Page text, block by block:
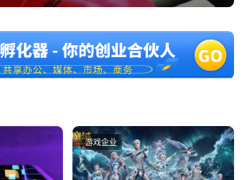
游戏企业